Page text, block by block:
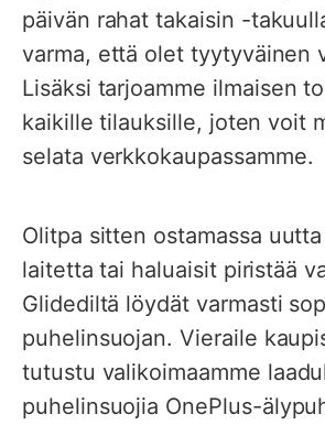
päivän rahat takaisin -
varma, että olet tyytyväinen
Lisäksi tarjoamme ilmaisen
kaikille tilauksille, joten voit
selata verkkokaupassamme.
Olitpa sitten ostamassa
laitetta tai haluaisit piristää
Glidediltä löydät varmasti
puhelinsuojan. Vieraile
tutustu valikoimaamme
puhelinsuojia OnePlus-